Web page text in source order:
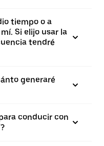
tiempo o a
Si elijo usar la
tendré
generaré
conducir con